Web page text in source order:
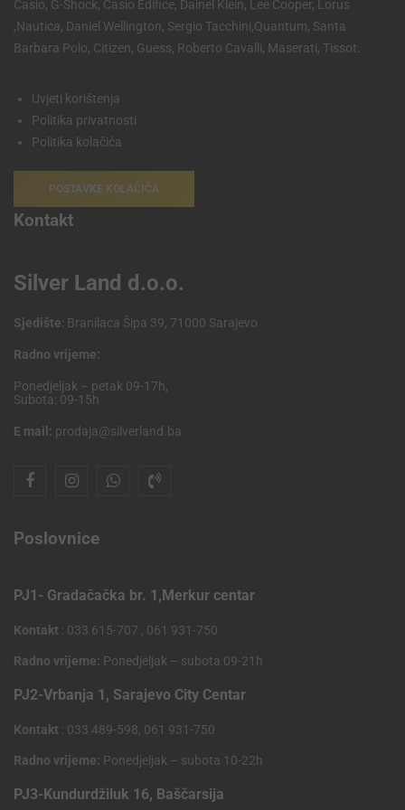
Casio, G-Shock, Casio Edifice, Dainel Klein, Lee Cooper, Lorus
,Nautica, Daniel Wellington, Sergio Tacchini,Quantum, Santa
Barbara Polo, Citizen, Guess, Roberto Cavalli, Maserati, Tissot.
Uvjeti korištenja
Politika privatnosti
Politika kolačića
POSTAVKE KOLAČIĆA
Kontakt
Silver Land d.o.o.
Sjedište: Branilaca Šipa 39, 71000 Sarajevo
Radno vrijeme:
Ponedjeljak – petak 09-17h,
Subota: 09-15h
E mail: prodaja@silverland.ba
Poslovnice
PJ1- Gradačačka br. 1,Merkur centar
Kontakt : 033 615-707 , 061 931-750
Radno vrijeme: Ponedjeljak – subota 09-21h
PJ2-Vrbanja 1, Sarajevo City Centar
Kontakt : 033 489-598, 061 931-750
Radno vrijeme: Ponedjeljak – subota 10-22h
PJ3-Kundurdžiluk 16, Baščarsija